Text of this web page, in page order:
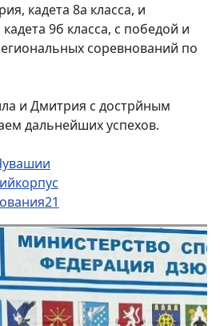
кадета 8а класса, и
9б класса, с победой и
соревнований по
и Дмитрия с дострйным
дальнейших успехов.